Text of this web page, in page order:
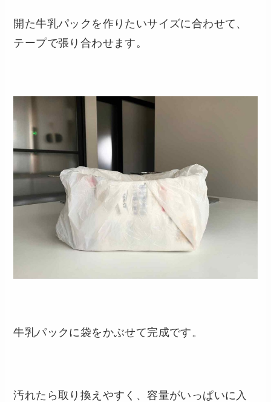
開た牛乳パックを作りたいサイズに合わせて、
テープで張り合わせます。
牛乳パックに袋をかぶせて完成です。
汚れたら取り換えやすく、容量がいっぱいに入